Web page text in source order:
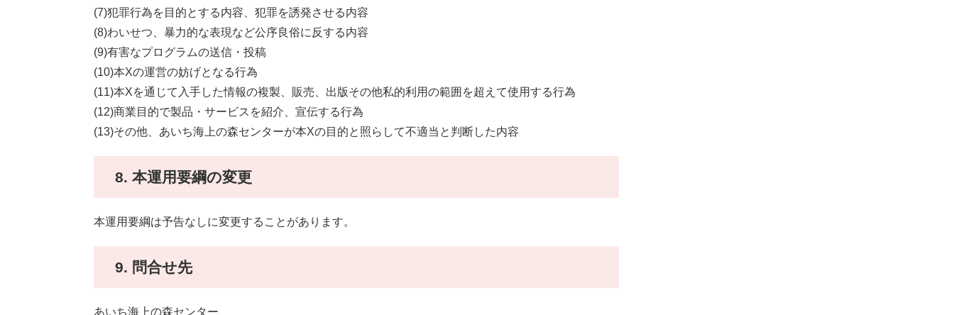
(7)犯罪行為を目的とする内容、犯罪を誘発させる内容
(8)わいせつ、暴力的な表現など公序良俗に反する内容
(9)有害なプログラムの送信・投稿
(10)本Xの運営の妨げとなる行為
(11)本Xを通じて入手した情報の複製、販売、出版その他私的利用の範囲を超えて使用する行為
(12)商業目的で製品・サービスを紹介、宣伝する行為
(13)その他、あいち海上の森センターが本Xの目的と照らして不適当と判断した内容
8. 本運用要綱の変更
本運用要綱は予告なしに変更することがあります。
9. 問合せ先
あいち海上の森センター